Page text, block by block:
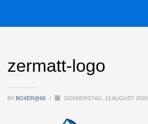
zermatt-logo
BY BOXER@66 / DONNERSTAG, 13 AUGUST 2020